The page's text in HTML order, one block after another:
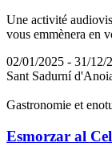
Une activité
vous emmènera en
02/01/2025 - 31/12/
Sant Sadurní
Gastronomie et
Esmorzar al